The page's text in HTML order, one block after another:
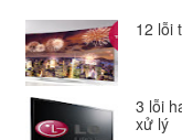
12 lỗi
3 lỗi
xử lý